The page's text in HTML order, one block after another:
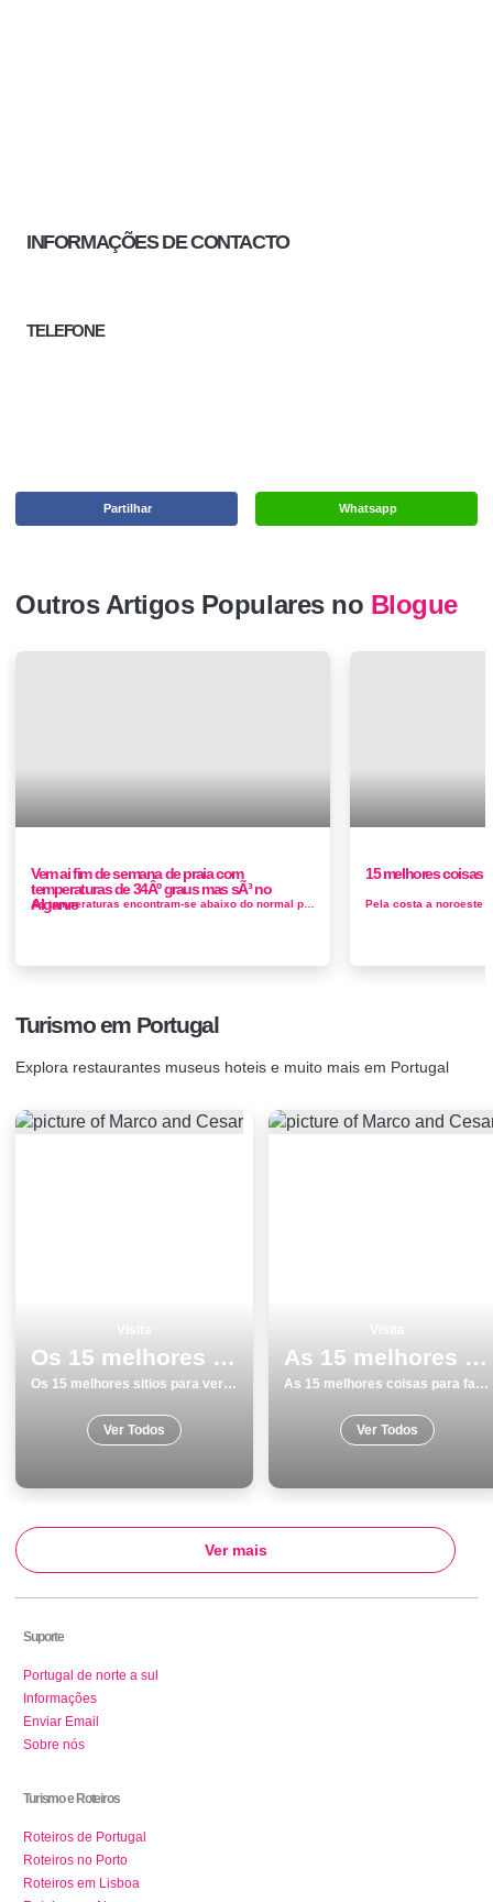
INFORMAÇÕES DE CONTACTO
TELEFONE
Whatsapp
Partilhar
Outros Artigos Populares no Blogue
Vem ai fim de semana de praia com
temperaturas de 34Âº graus mas sÃ³ no
Algarve
As temperaturas encontram-se abaixo do normal para a época do ano, mas o fim de semana já vai ter calor a sério esperam-se entre ...
15 melhores coisas
Turismo em Portugal
Explora restaurantes museus hoteis e muito mais em Portugal
Os 15 melhores sitios para ver e visitar em Vila Nova de Gaia
Os 15 melhores sitios para ver e visitar em Vila Nova de Gaia
Ver Todos
As 15 melhores coisas para fazer e visitar em Aljezur
As 15 melhores coisas para fazer e visitar em Aljezur
Ver Todos
Ver mais
Suporte
Portugal de norte a sul
Informações
Enviar Email
Sobre nós
Turismo e Roteiros
Roteiros de Portugal
Roteiros no Porto
Roteiros em Lisboa